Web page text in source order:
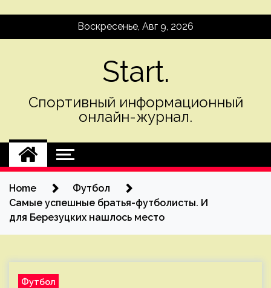
Воскресенье, Авг 9, 2026
Start.
Спортивный информационный
онлайн-журнал.
Home
Футбол
Самые успешные братья-футболисты. И
для Березуцких нашлось место
Футбол